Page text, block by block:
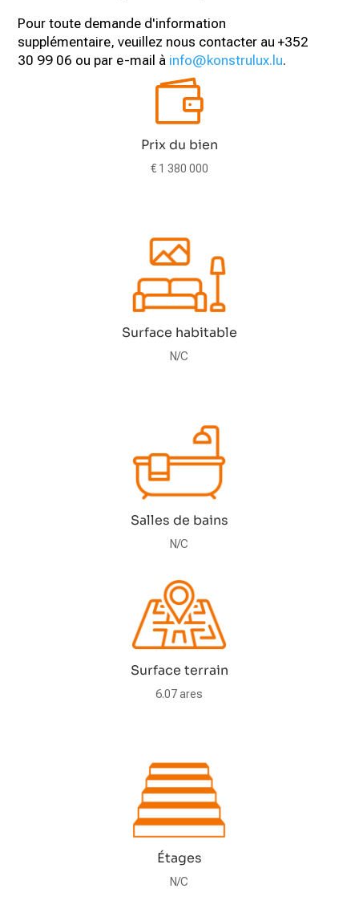
Pour toute demande d'information
supplémentaire, veuillez nous contacter au +352
30 99 06 ou par e-mail à info@konstrulux.lu.

Prix du bien
€ 1 380 000
Surface habitable
N/C
Salles de bains
N/C
Surface terrain
6.07 ares
Étages
N/C